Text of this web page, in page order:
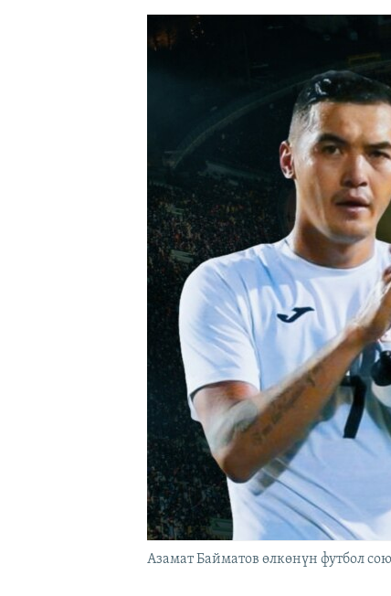
Азамат Байматов өлкөнүн футбол